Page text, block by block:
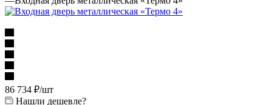
86 734 ₽/шт
Нашли дешевле?